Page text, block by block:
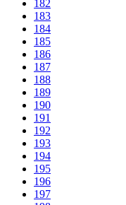
182
183
184
185
186
187
188
189
190
191
192
193
194
195
196
197